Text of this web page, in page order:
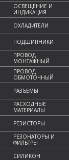
ОСВЕЩЕНИЕ И
ИНДИКАЦИЯ
ОХЛАДИТЕЛИ
ПОДШИПНИКИ
ПРОВОД
МОНТАЖНЫЙ
ПРОВОД
ОБМОТОЧНЫЙ
РАЗЪЕМЫ
РАСХОДНЫЕ
МАТЕРИАЛЫ
РЕЗИСТОРЫ
РЕЗОНАТОРЫ И
ФИЛЬТРЫ
СИЛИКОН